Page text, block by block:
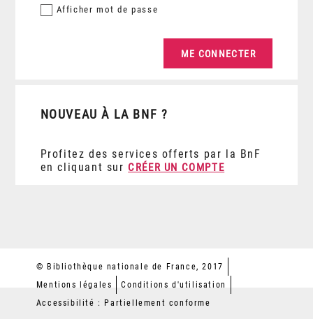
Afficher mot de passe
NOUVEAU À LA BNF ?
Profitez des services offerts par la BnF
en cliquant sur CRÉER UN COMPTE
© Bibliothèque nationale de France, 2017
Mentions légales
Conditions d'utilisation
Accessibilité : Partiellement conforme